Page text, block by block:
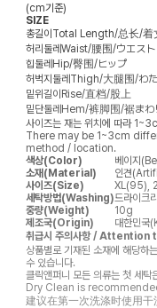
(cm기준)
SIZE
총길이Total Length/总长/着
허리둘레Waist/腰围/ウエスト
힙둘레Hip/臀围/ヒップ
허벅지둘레Thigh/大腿围/わ
밑위길이Rise/直档/股上
밑단둘레Hem/裤脚围/裾まわ
사이즈는 재는 위치에 따라
There may be 1~3cm
method / location.
색상(Color)
베이지
소재(Material)
인견
사이즈(Size)
XL(95),
세탁방법(Washing)드라이
중량(Weight)
10g
제조국(Origin)
대한민국
취급시 주의사항 /
상품별로 기재된 소재에 해당하
수 있습니다.
클릭앤퍼니 모든 의류는 첫 세탁
Dry Clean is
建议在第一次洗涤时使用干